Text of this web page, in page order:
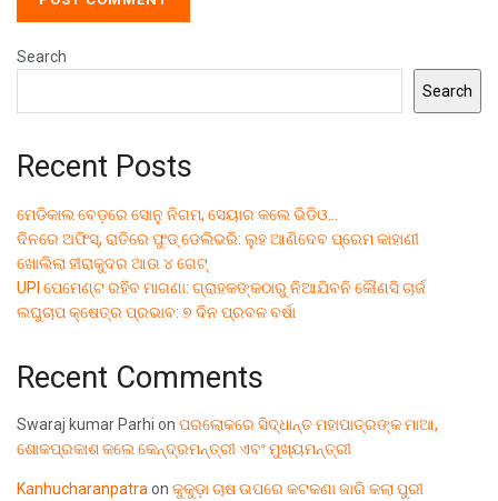
Search
Search
Recent Posts
ମେଡିକାଲ ବେଡ଼ରେ ସୋନୁ ନିଗମ, ସେୟାର କଲେ ଭିଡିଓ…
ଦିନରେ ଅଫିସ୍, ରାତିରେ ଫୁଡ୍ ଡେଲିଭରି: ଲୁହ ଆଣିଦେବ ପ୍ରେମ କାହାଣୀ
ଖୋଲିଲା ହୀରାକୁଦର ଆଉ ୪ ଗେଟ୍
UPI ପେମେଣ୍ଟ ରହିବ ମାଗଣା: ଗ୍ରାହକଙ୍କଠାରୁ ନିଆଯିବନି କୌଣସି ଚାର୍ଜ
ଲଘୁଚାପ କ୍ଷେତ୍ର ପ୍ରଭାବ: ୭ ଦିନ ପ୍ରବଳ ବର୍ଷା
Recent Comments
Swaraj kumar Parhi on ପରଲୋକରେ ସିଦ୍ଧାନ୍ତ ମହାପାତ୍ରଙ୍କ ମାଆ,
ଶୋକପ୍ରକାଶ କଲେ କେନ୍ଦ୍ରମନ୍ତ୍ରୀ ଏବଂ ମୁଖ୍ୟମନ୍ତ୍ରୀ
Kanhucharanpatraon କୁକୁଡ଼ା ଚାଷ ଉପରେ କଟକଣା ଜାରି କଲା ପୁରୀ